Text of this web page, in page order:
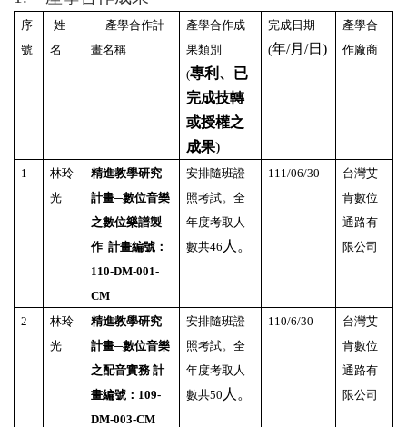
序
號
姓
名
產學合作計
畫名稱
產學合作成
果類別
(專利、已
完成技轉
或授權之
成果)
完成日期
(年/月/日)
產學合
作廠商
1
林玲
光
精進教學研究
計畫─數位音樂
之數位樂譜製
作 計畫編號：
110-DM-001-
CM
安排隨班證
照考試。全
年度考取人
數共46 人。
111/06/30
台灣艾
肯數位
通路有
限公司
2
林玲
光
精進教學研究
計畫─數位音樂
之配音實務 計
畫編號：109-
DM-003-CM
安排隨班證
照考試。全
年度考取人
數共50 人。
110/6/30
台灣艾
肯數位
通路有
限公司